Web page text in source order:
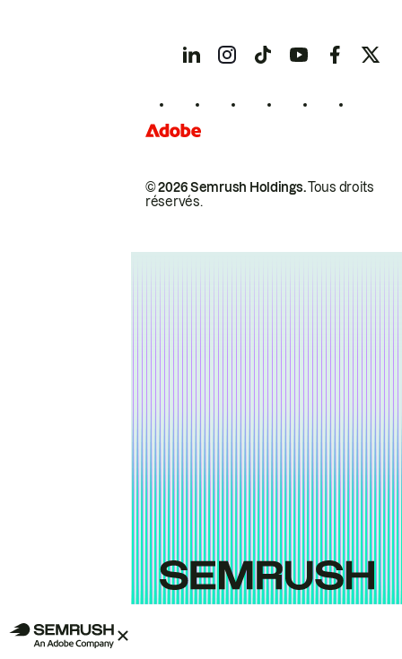
© 2026 Semrush Holdings.Tous droits
réservés.